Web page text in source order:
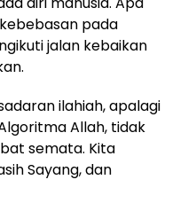
pada
jalan kebaikan
ilahiah, apalagi
Allah, tidak
semata. Kita
Sayang, dan